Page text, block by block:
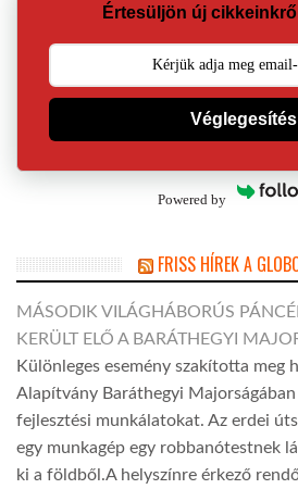
Értesüljön új
Véglegesítés
Powered by
FRISS HÍREK A
MÁSODIK VILÁGHÁBORÚS
KERÜLT ELŐ A BARÁTHEGYI
Különleges esemény szakította meg
Alapítvány Baráthegyi
fejlesztési munkálatokat. Az erdei
egy munkagép egy robbanótestnek
ki a földből.A helyszínre érkező